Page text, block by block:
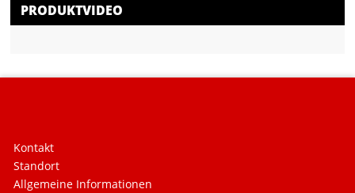
PRODUKTVIDEO
Kontakt
Standort
Allgemeine Informationen